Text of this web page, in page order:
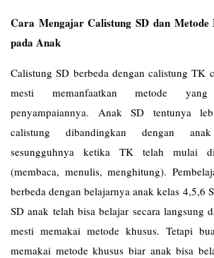
Cara Mengajar Calistung SD dan
pada Anak
Calistung SD berbeda dengan calistung TK
mesti memanfaatkan metode
penyampaiannya. Anak SD tentunya
calistung dibandingkan dengan
sesungguhnya ketika TK telah mulai
(membaca, menulis, menghitung).
berbeda dengan belajarnya anak kelas 4,5,6
SD anak telah bisa belajar secara langsung
mesti memakai metode khusus. Tetapi
memakai metode khusus biar anak bisa